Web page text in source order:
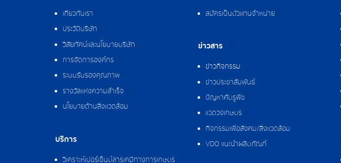
เกี่ยวกับเรา
ประวัติบริษัท
วิสัยทัศน์และนโยบายบริษัท
การจัดการองค์กร
ระบบรับรองคุณภาพ
รางวัลแห่งความสำเร็จ
นโยบายด้านสิ่งแวดล้อม
บริการ
วิเคราะห์เปอร์เซ็นต์สารเคมีทางการเกษตร
สมัครเป็นตัวแทนจำหน่าย
ข่าวสาร
ข่าวกิจกรรม
ข่าวประชาสัมพันธ์
ปัญหาศัตรูพืช
แวดวงเกษตร
กิจกรรมเพื่อสังคม/สิ่งแวดล้อม
VDO แนะนำผลิตภัณฑ์